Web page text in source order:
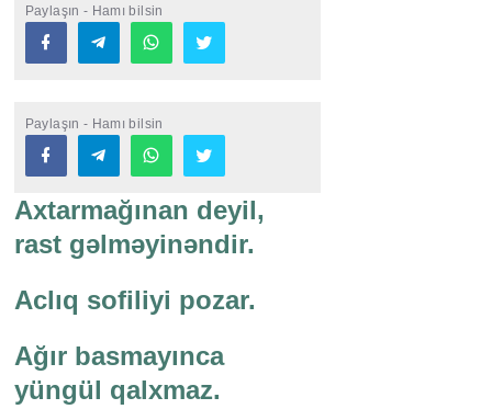
Paylaşın - Hamı bilsin
Paylaşın - Hamı bilsin
Axtarmağınan deyil,
rast gəlməyinəndir.
Aclıq sofiliyi pozar.
Ağır basmayınca
yüngül qalxmaz.